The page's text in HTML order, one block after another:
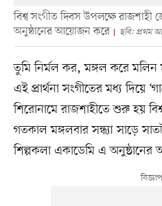
বিশ্ব সংগীত দিবস উপলক্ষে রাজশাহী
অনুষ্ঠানের আয়োজন করে
ছবি: প্রথম
তুমি নির্মল কর, মঙ্গল করে মলিন
এই প্রার্থনা সংগীতের মধ্য দিয়ে
শিরোনামে রাজশাহীতে শুরু হয়
গতকাল মঙ্গলবার সন্ধ্যা সাড়ে
শিল্পকলা একাডেমি এ